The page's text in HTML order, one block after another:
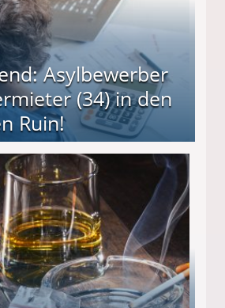
Asylbewerber
(34) in den
Ruin!
Ruin!